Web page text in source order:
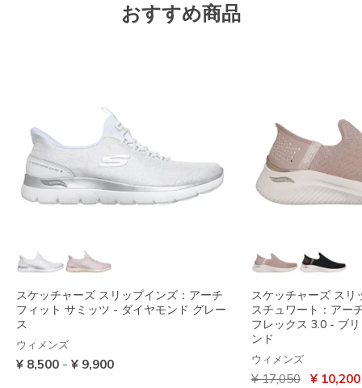
おすすめ商品
スケッチャーズ スリップインズ：アーチ
フィット サミッツ - ダイヤモンド グレー
ス
ウィメンズ
¥ 8,500 - ¥ 9,900
スケッチャーズ スリ
スチュワート：アー
フレックス 3.0 - ブ
ンド
ウィメンズ
からの値引き
¥ 17,050から
¥ 10,200